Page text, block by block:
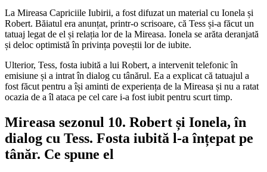
La Mireasa Capriciile Iubirii, a fost difuzat un material cu Ionela și
Robert. Băiatul era anunțat, printr-o scrisoare, că Tess și-a făcut un
tatuaj legat de el și relația lor de la Mireasa. Ionela se arăta deranjată
și deloc optimistă în privința poveștii lor de iubite.
Ulterior, Tess, fosta iubită a lui Robert, a intervenit telefonic în
emisiune și a intrat în dialog cu tânărul. Ea a explicat că tatuajul a
fost făcut pentru a își aminti de experiența de la Mireasa și nu a ratat
ocazia de a îl ataca pe cel care i-a fost iubit pentru scurt timp.
Mireasa sezonul 10. Robert și Ionela, în
dialog cu Tess. Fosta iubită l-a înțepat pe
tânăr. Ce spune el